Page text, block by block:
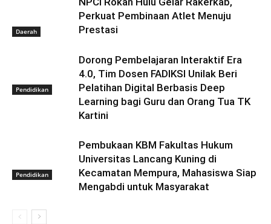
Daerah
Perkuat Pembinaan Atlet Menuju
Prestasi
Pendidikan
Dorong Pembelajaran Interaktif Era
4.0, Tim Dosen FADIKSI Unilak Beri
Pelatihan Digital Berbasis Deep
Learning bagi Guru dan Orang Tua TK
Kartini
Pendidikan
Pembukaan KBM Fakultas Hukum
Universitas Lancang Kuning di
Kecamatan Mempura, Mahasiswa Siap
Mengabdi untuk Masyarakat